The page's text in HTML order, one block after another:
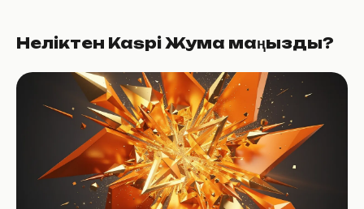
Неліктен Kaspi Жума маңызды?